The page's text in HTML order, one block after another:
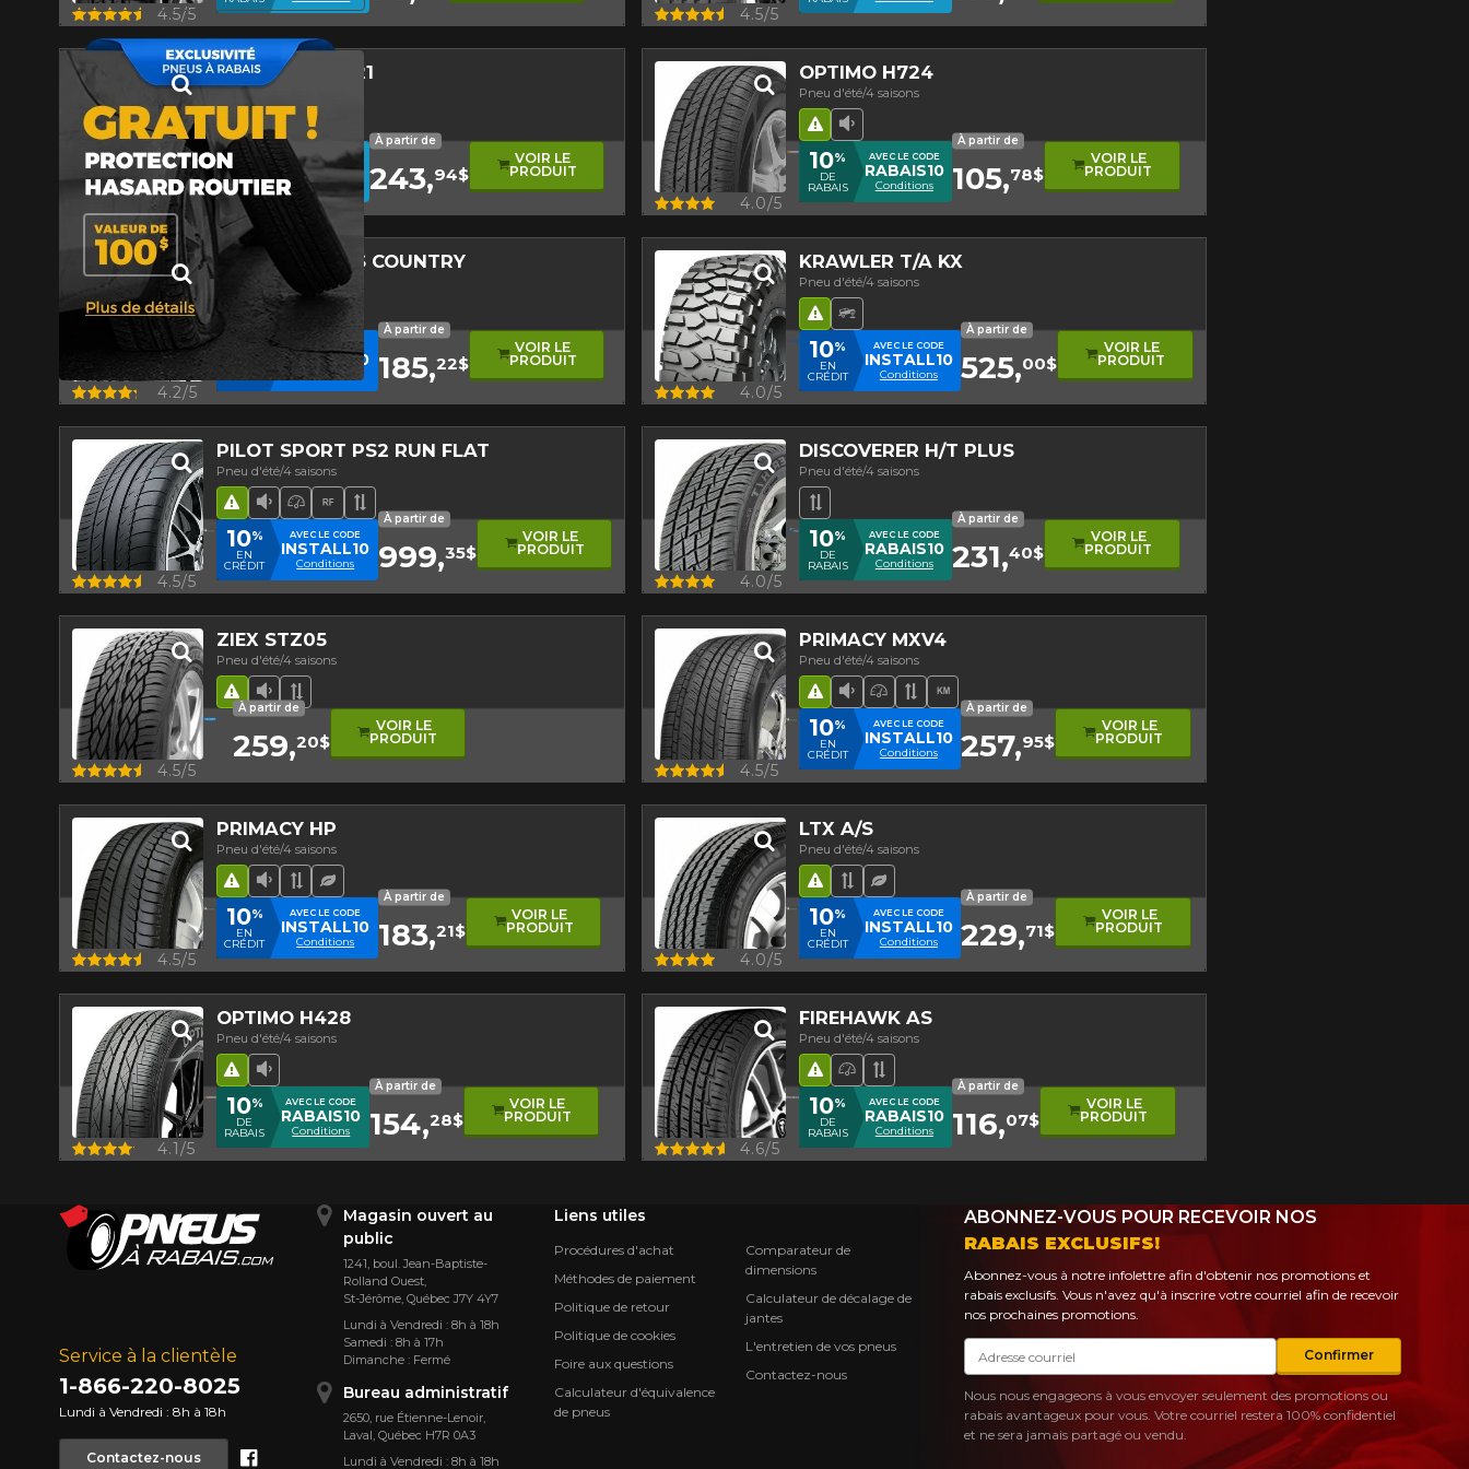
Aperçu 4.5/5 Aperçu 4.5/5
ECO SOLUS KL21
Pneu d'été/4 saisons
Faible niveau sonore
Haut kilométrage
Pneu écologique
Aperçu 4.5/5
12
DE
RABAIS
AVEC LE CODE
KUMHO12
Conditions
À partir de
243,94$
VOIR LE
PRODUIT
OPTIMO H724
Pneu d'été/4 saisons
Faible niveau sonore
Hasard routier
Aperçu 4.0/5
10%
DE
RABAIS
AVEC LE CODE
RABAIS10
Conditions
À partir de
105,78$
VOIR LE
PRODUIT
LAREDO CROSS COUNTRY
Pneu d'été/4 saisons
Bande de roulement asymétrique
Aperçu 4.2/5
10 %
EN
CRÉDIT
AVEC LE CODE
INSTALL10
Conditions
À partir de
185,22$
VOIR LE
PRODUIT
KRAWLER T/A KX
Pneu d'été/4 saisons
Hasard routier
Pneu Hors-Route
Aperçu 4.0/5
10%
EN
CRÉDIT
AVEC LE CODE
INSTALL10
Conditions
À partir de
525,00$
VOIR LE
PRODUIT
PILOT SPORT PS2 RUN FLAT
Pneu d'été/4 saisons
Faible niveau sonore
Pneu haute performance
RunflatBande de roulement asymétrique
Hasard routier
Aperçu 4.5/5
10%
EN
CRÉDIT
AVEC LE CODE
INSTALL10
Conditions
À partir de
999,35$
VOIR LE
PRODUIT
DISCOVERER H/T PLUS
Pneu d'été/4 saisons
Bande de roulement asymétrique
Aperçu 4.0/5
10%
DE
RABAIS
AVEC LE CODE
RABAIS10
Conditions
À partir de
231,40$
VOIR LE
PRODUIT
ZIEX STZ05
Pneu d'été/4 saisons
Faible niveau sonore
Bande de roulement asymétrique
Hasard routier
Aperçu 4.5/5
À partir de
259,20$
VOIR LE
PRODUIT
PRIMACY MXV4
Pneu d'été/4 saisons
Faible niveau sonore
Pneu haute performance
Bande de roulement asymétrique
Haut kilométrage
Hasard routier
Aperçu 4.5/5
10%
EN
CRÉDIT
AVEC LE CODE
INSTALL10
Conditions
À partir de
257,95$
VOIR LE
PRODUIT
PRIMACY HP
Pneu d'été/4 saisons
Faible niveau sonore
Bande de roulement asymétrique
Pneu écologique
Hasard routier
Aperçu 4.5/5
10%
EN
CRÉDIT
AVEC LE CODE
INSTALL10
Conditions
À partir de
183,21$
VOIR LE
PRODUIT
LTX A/S
Pneu d'été/4 saisons
Bande de roulement asymétrique
Pneu écologique
Hasard routier
Aperçu 4.0/5
10%
EN
CRÉDIT
AVEC LE CODE
INSTALL10
Conditions
À partir de
229,71$
VOIR LE
PRODUIT
OPTIMO H428
Pneu d'été/4 saisons
Faible niveau sonore
Hasard routier
Aperçu 4.1/5
10%
DE
RABAIS
AVEC LE CODE
RABAIS10
Conditions
À partir de
154,28$
VOIR LE
PRODUIT
FIREHAWK AS
Pneu d'été/4 saisons
Pneu haute performance
Bande de roulement asymétrique
Hasard routier
Aperçu 4.6/5
10%
DE
RABAIS
AVEC LE CODE
RABAIS10
Conditions
À partir de
116,07$
VOIR LE
PRODUIT
Service à la clientèle
1-866-220-8025
Lundi à Vendredi : 8h à 18h
Contactez-nous Facebook
Magasin ouvert au
public
1241, boul. Jean-Baptiste-
Rolland Ouest,
St⁠-⁠Jérôme, Québec J7Y 4Y7
Lundi à Vendredi : 8h à 18h
Samedi : 8h à 17h
Dimanche : Fermé
Bureau administratif
2650, rue Étienne⁠-⁠Lenoir,
Laval, Québec H7R 0A3
Lundi à Vendredi : 8h à 18h
Liens utiles
Procédures d'achat
Méthodes de paiement
Politique de retour
Politique de cookies
Foire aux questions
Calculateur d'équivalence
de pneus
Comparateur de
dimensions
Calculateur de décalage de
jantes
L'entretien de vos pneus
Contactez-nous
ABONNEZ-VOUS POUR RECEVOIR NOS
RABAIS EXCLUSIFS!
Abonnez-vous à notre infolettre afin d'obtenir nos promotions et
rabais exclusifs. Vous n'avez qu'à inscrire votre courriel afin de recevoir
nos prochaines promotions.
Courriel
Confirmer
Nous nous engageons à vous envoyer seulement des promotions ou
rabais avantageux pour vous. Votre courriel restera 100% confidentiel
et ne sera jamais partagé ou vendu.
véhicule directement avant de commander.